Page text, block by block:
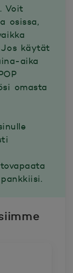
Voit
osissa,
käytät
aika
omasta